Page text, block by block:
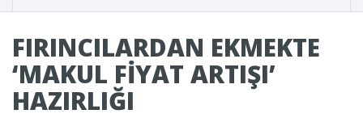
FIRINCILARDAN EKMEKTE
‘MAKUL FIYAT ARTIŞI’
HAZIRLIĞI